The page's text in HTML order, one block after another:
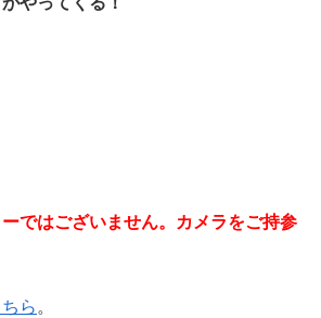
ではございません。カメラをご持参
ら 。